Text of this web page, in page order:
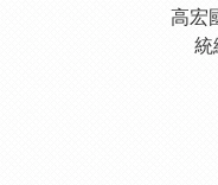
高宏
統